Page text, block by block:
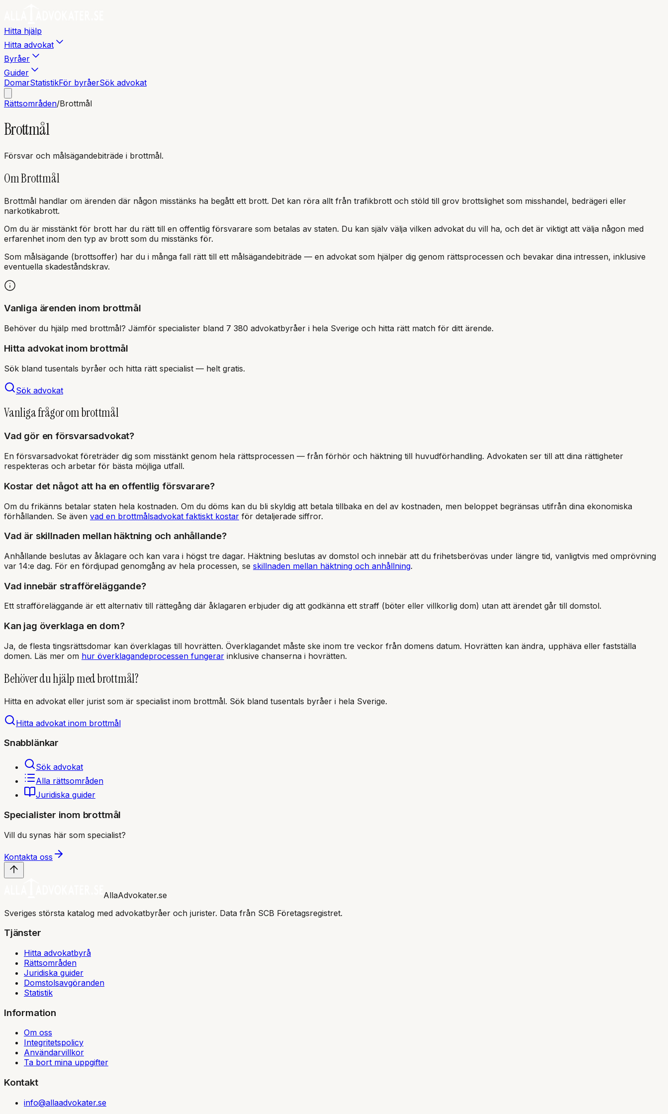
Hitta hjälp
Hitta advokat
Byråer
Guider
DomarStatistikFör byråerSök advokat
Rättsområden/Brottmål
Brottmål
Försvar och målsägandebiträde i brottmål.
OmBrottmål
Brottmål handlar om ärenden där någon misstänks ha begått ett brott. Det kan röra allt från trafikbrott och stöld till grov brottslighet som misshandel, bedrägeri eller
narkotikabrott.
Om du är misstänkt för brott har du rätt till en offentlig försvarare som betalas av staten. Du kan själv välja vilken advokat du vill ha, och det är viktigt att välja någon med
erfarenhet inom den typ av brott som du misstänks för.
Som målsägande (brottsoffer) har du i många fall rätt till ett målsägandebiträde — en advokat som hjälper dig genom rättsprocessen och bevakar dina intressen, inklusive
eventuella skadeståndskrav.
Vanliga ärenden inom brottmål
Behöver du hjälp med brottmål? Jämför specialister bland 7 380 advokatbyråer i hela Sverige och hitta rätt match för ditt ärende.
Hitta advokat inom brottmål
Sök bland tusentals byråer och hitta rätt specialist — helt gratis.
Sök advokat
Vanliga frågor ombrottmål
Vad gör en försvarsadvokat?
En försvarsadvokat företräder dig som misstänkt genom hela rättsprocessen — från förhör och häktning till huvudförhandling. Advokaten ser till att dina rättigheter
respekteras och arbetar för bästa möjliga utfall.
Kostar det något att ha en offentlig försvarare?
Om du frikänns betalar staten hela kostnaden. Om du döms kan du bli skyldig att betala tillbaka en del av kostnaden, men beloppet begränsas utifrån dina ekonomiska
förhållanden. Se även vad en brottmålsadvokat faktiskt kostar för detaljerade siffror.
Vad är skillnaden mellan häktning och anhållande?
Anhållande beslutas av åklagare och kan vara i högst tre dagar. Häktning beslutas av domstol och innebär att du frihetsberövas under längre tid, vanligtvis med omprövning
var 14:e dag. För en fördjupad genomgång av hela processen, se skillnaden mellan häktning och anhållning.
Vad innebär strafföreläggande?
Ett strafföreläggande är ett alternativ till rättegång där åklagaren erbjuder dig att godkänna ett straff (böter eller villkorlig dom) utan att ärendet går till domstol.
Kan jag överklaga en dom?
Ja, de flesta tingsrättsdomar kan överklagas till hovrätten. Överklagandet måste ske inom tre veckor från domens datum. Hovrätten kan ändra, upphäva eller fastställa
domen. Läs mer om hur överklagandeprocessen fungerar inklusive chanserna i hovrätten.
Behöver du hjälp medbrottmål?
Hitta en advokat eller jurist som är specialist inom brottmål. Sök bland tusentals byråer i hela Sverige.
Hitta advokat inom brottmål
Snabblänkar
Sök advokat
Alla rättsområden
Juridiska guider
Specialister inom brottmål
Vill du synas här som specialist?
Kontakta oss
AllaAdvokater.se
Sveriges största katalog med advokatbyråer och jurister. Data från SCB Företagsregistret.
Tjänster
Hitta advokatbyrå
Rättsområden
Juridiska guider
Domstolsavgöranden
Statistik
Information
Om oss
Integritetspolicy
Användarvillkor
Ta bort mina uppgifter
Kontakt
info@allaadvokater.se